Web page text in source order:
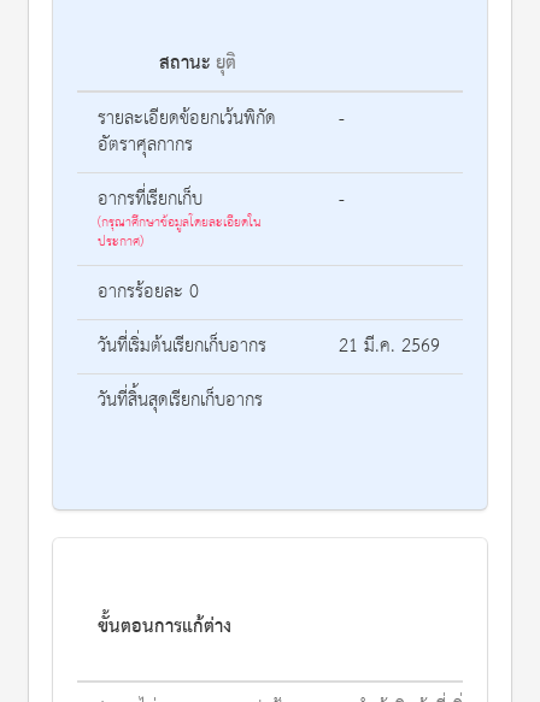
สถานะยุติ
รายละเอียดข้อยกเว้นพิกัด
อัตราศุลกากร
-
อากรที่เรียกเก็บ
(กรุณาศึกษาข้อมูลโดยละเอียดใน
ประกาศ)
-
อากรร้อยละ 0
วันที่เริ่มต้นเรียกเก็บอากร
21 มี.ค. 2569
วันที่สิ้นสุดเรียกเก็บอากร
ขั้นตอนการแก้ต่าง